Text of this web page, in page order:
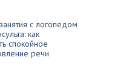
с логопедом
как
спокойное
речи